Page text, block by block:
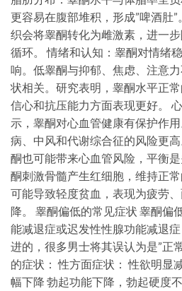
更容易在腹部堆积，形成”啤酒肚
织会将睾酮转化为雌激素，进一
循环。 情绪和认知：睾酮对情绪
响。低睾酮与抑郁、焦虑、注意
状相关。研究表明，睾酮水平正
信心和抗压能力方面表现更好。
示，睾酮对心血管健康有保护作
病、中风和代谢综合征的风险更
酮也可能带来心血管风险，平衡
酮刺激骨髓产生红细胞，维持正
可能导致轻度贫血，表现为疲劳
降。 睾酮偏低的常见症状 睾酮偏
能减退症或迟发性性腺功能减退
进的，很多男士将其误认为是”正
的症状： 性方面症状： 性欲明显
幅下降 勃起功能下降，勃起硬度